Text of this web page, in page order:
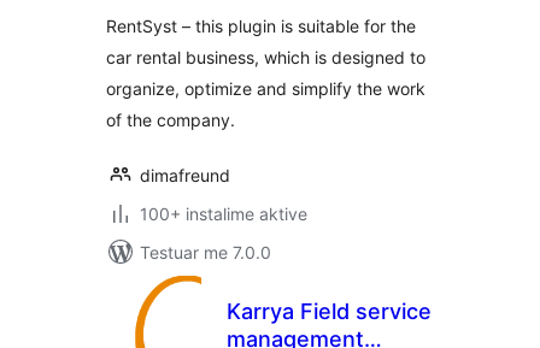
RentSyst – this plugin is suitable for the
car rental business, which is designed to
organize, optimize and simplify the work
of the company.
dimafreund
100+ instalime aktive
Testuar me 7.0.0
Karrya Field service
management